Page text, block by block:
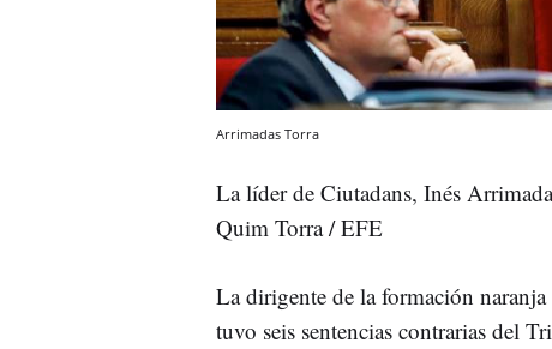
Arrimadas Torra
La líder de Ciutadans, Inés
Quim Torra / EFE
La dirigente de la formación
tuvo seis sentencias contrarias del